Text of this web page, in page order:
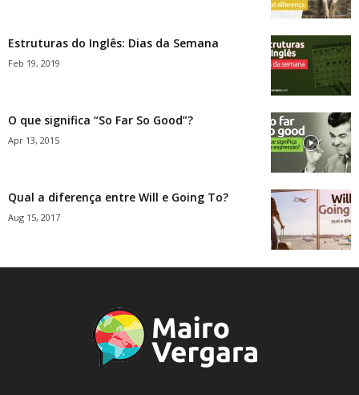
Estruturas do Inglês: Dias da Semana
Feb 19, 2019
O que significa “So Far So Good”?
Apr 13, 2015
Qual a diferença entre Will e Going To?
Aug 15, 2017